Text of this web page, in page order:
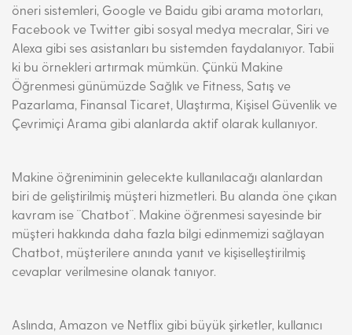
öneri sistemleri, Google ve Baidu gibi arama motorları,
Facebook ve Twitter gibi sosyal medya mecralar, Siri ve
Alexa gibi ses asistanları bu sistemden faydalanıyor. Tabii
ki bu örnekleri artırmak mümkün. Çünkü Makine
Öğrenmesi günümüzde Sağlık ve Fitness, Satış ve
Pazarlama, Finansal Ticaret, Ulaştırma, Kişisel Güvenlik ve
Çevrimiçi Arama gibi alanlarda aktif olarak kullanıyor.
Makine öğreniminin gelecekte kullanılacağı alanlardan
biri de geliştirilmiş müşteri hizmetleri. Bu alanda öne çıkan
kavram ise ¨Chatbot¨. Makine öğrenmesi sayesinde bir
müşteri hakkında daha fazla bilgi edinmemizi sağlayan
Chatbot, müşterilere anında yanıt ve kişiselleştirilmiş
cevaplar verilmesine olanak tanıyor.
Aslında, Amazon ve Netflix gibi büyük şirketler, kullanıcı